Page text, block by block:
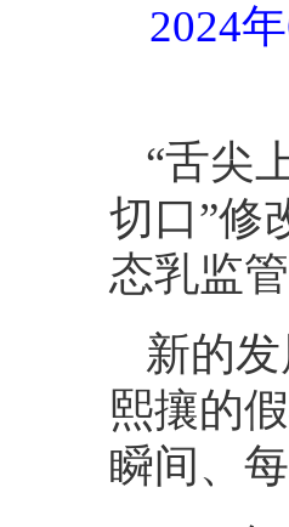
2024
“舌尖
切口”修
态乳监
新的
熙攘的
瞬间、